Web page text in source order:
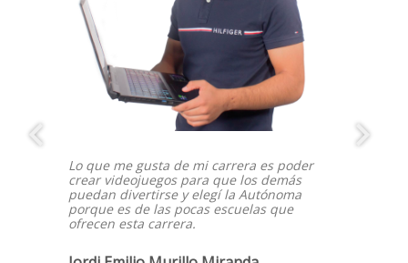
Lo que me gusta de mi carrera es poder
crear videojuegos para que los demás
puedan divertirse y elegí la Autónoma
porque es de las pocas escuelas que
ofrecen esta carrera.